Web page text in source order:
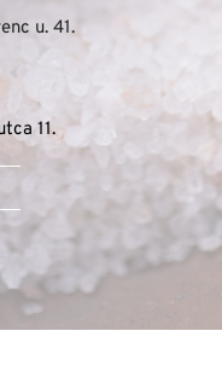
u. 41.
11.